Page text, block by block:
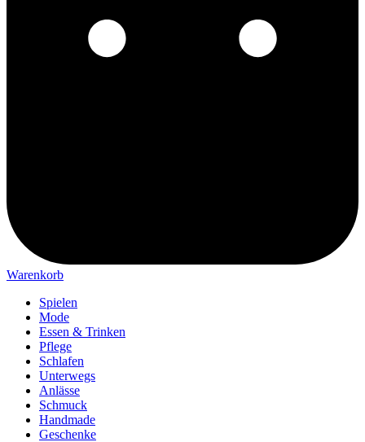
Warenkorb
Spielen
Mode
Essen & Trinken
Pflege
Schlafen
Unterwegs
Anlässe
Schmuck
Handmade
Geschenke